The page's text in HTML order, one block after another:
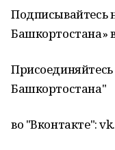
Подписывайтесь
Башкортостана»
Башкортостана"
во "Вконтакте":